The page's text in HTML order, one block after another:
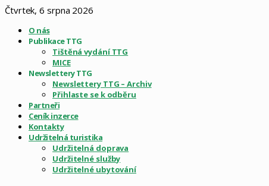
Čtvrtek, 6 srpna 2026
O nás
Publikace TTG
Tištěná vydání TTG
MICE
Newslettery TTG
Newslettery TTG – Archiv
Přihlaste se k odběru
Partneři
Ceník inzerce
Kontakty
Udržitelná turistika
Udržitelná doprava
Udržitelné služby
Udržitelné ubytování